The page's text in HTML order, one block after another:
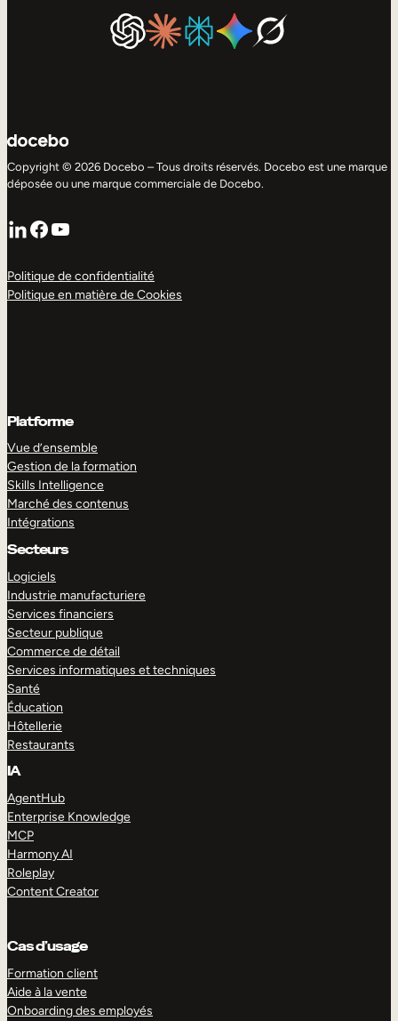
Copyright © 2026 Docebo – Tous droits réservés. Docebo est une marque
déposée ou une marque commerciale de Docebo.
LinkedIn
Facebook
YouTube
Politique de confidentialité
Politique en matière de Cookies
Platforme
Vue d’ensemble
Gestion de la formation
Skills Intelligence
Marché des contenus
Intégrations
Secteurs
Logiciels
Industrie manufacturiere
Services financiers
Secteur publique
Commerce de détail
Services informatiques et techniques
Santé
Éducation
Hôtellerie
Restaurants
IA
AgentHub
Enterprise Knowledge
MCP
Harmony AI
Roleplay
Content Creator
Cas d’usage
Formation client
Aide à la vente
Onboarding des employés